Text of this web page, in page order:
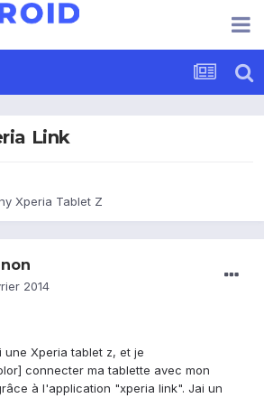
Link
Xperia Tablet Z
2014
Xperia tablet z, et je
connecter ma tablette avec mon
à l'application "xperia link". Jai un